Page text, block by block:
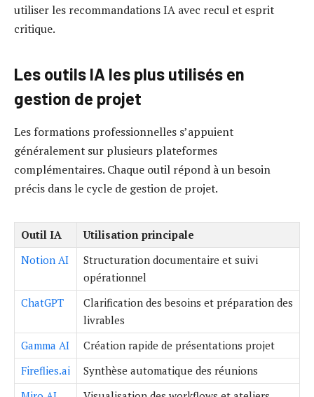
utiliser les recommandations IA avec recul et esprit
critique.
Les outils IA les plus utilisés en
gestion de projet
Les formations professionnelles s’appuient
généralement sur plusieurs plateformes
complémentaires. Chaque outil répond à un besoin
précis dans le cycle de gestion de projet.
Outil IA
Utilisation principale
Notion AI
Structuration documentaire et suivi
opérationnel
ChatGPT
Clarification des besoins et préparation des
livrables
Gamma AI
Création rapide de présentations projet
Fireflies.ai
Synthèse automatique des réunions